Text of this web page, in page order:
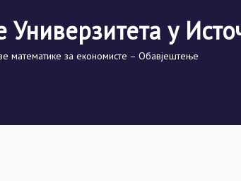
у
математике за економисте – Обавјештење